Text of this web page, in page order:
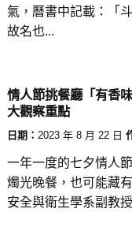
氣，曆書中記載：「
故名也...
情人節挑餐廳「有香
大觀察重點
日期： 2023 年 8 月 22 日
一年一度的七夕情人
燭光晚餐，也可能藏
安全與衛生學系副教